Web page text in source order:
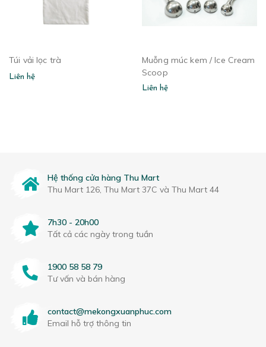
Túi vải lọc trà
Liên hệ
Muỗng múc kem / Ice Cream
Scoop
Liên hệ
Hệ thống cửa hàng Thu Mart
Thu Mart 126, Thu Mart 37C và Thu Mart 44
7h30 - 20h00
Tất cả các ngày trong tuần
1900 58 58 79
Tư vấn và bán hàng
contact@mekongxuanphuc.com
Email hỗ trợ thông tin